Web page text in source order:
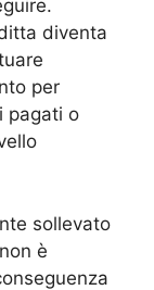
diventa
per
pagati o
sollevato
è